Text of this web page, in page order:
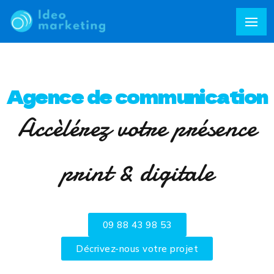
Agence de communication
Accèlérez votre présence
print & digitale
09 88 43 98 53
Décrivez-nous votre projet